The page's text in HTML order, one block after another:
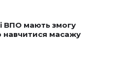
ВПО мають змогу
навчитися масажу